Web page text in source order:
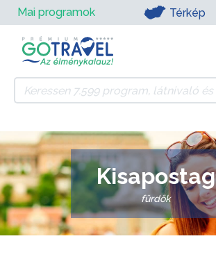
Mai programok Térkép
Kisapostag
fürdők